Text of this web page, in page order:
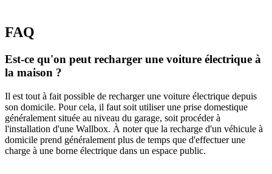
FAQ
Est-ce qu'on peut recharger une voiture électrique à
la maison ?
Il est tout à fait possible de recharger une voiture électrique depuis
son domicile. Pour cela, il faut soit utiliser une prise domestique
généralement située au niveau du garage, soit procéder à
l'installation d'une Wallbox. À noter que la recharge d'un véhicule à
domicile prend généralement plus de temps que d'effectuer une
charge à une borne électrique dans un espace public.